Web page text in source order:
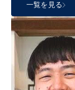
一覧を見る